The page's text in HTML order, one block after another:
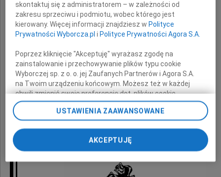
Rodzinie
z powodu śmierci
Siostry
Zarząd i pracownicy SPEC
skontaktuj się z administratorem – w zależności od
zakresu sprzeciwu i podmiotu, wobec którego jest
kierowany. Więcej informacji znajdziesz w Polityce
Prywatności Wyborcza.pl i Polityce Prywatności Agora S.A.
Poprzez kliknięcie "Akceptuję" wyrażasz zgodę na
zainstalowanie i przechowywanie plików typu cookie
Wyborczej sp. z o. o. jej Zaufanych Partnerów i Agora S.A.
na Twoim urządzeniu końcowym. Możesz też w każdej
chwili zmienić swoje preferencje dot. plików cookie,
ponownie wywołując narzędzie do zarządzania Twoimi
preferencjami dot. przetwarzania danych poprzez
odnośnik „Ustawienia prywatności” w stopce serwisu i
przechodząc do sekcji „Ustawienia zaawansowane”.
Zmiana ustawień plików cookie możliwa jest także za
pomocą ustawień przeglądarki.
My, nasi Zaufani Partnerzy i Agora S.A. możemy
USTAWIENIA ZAAWANSOWANE
AKCEPTUJĘ